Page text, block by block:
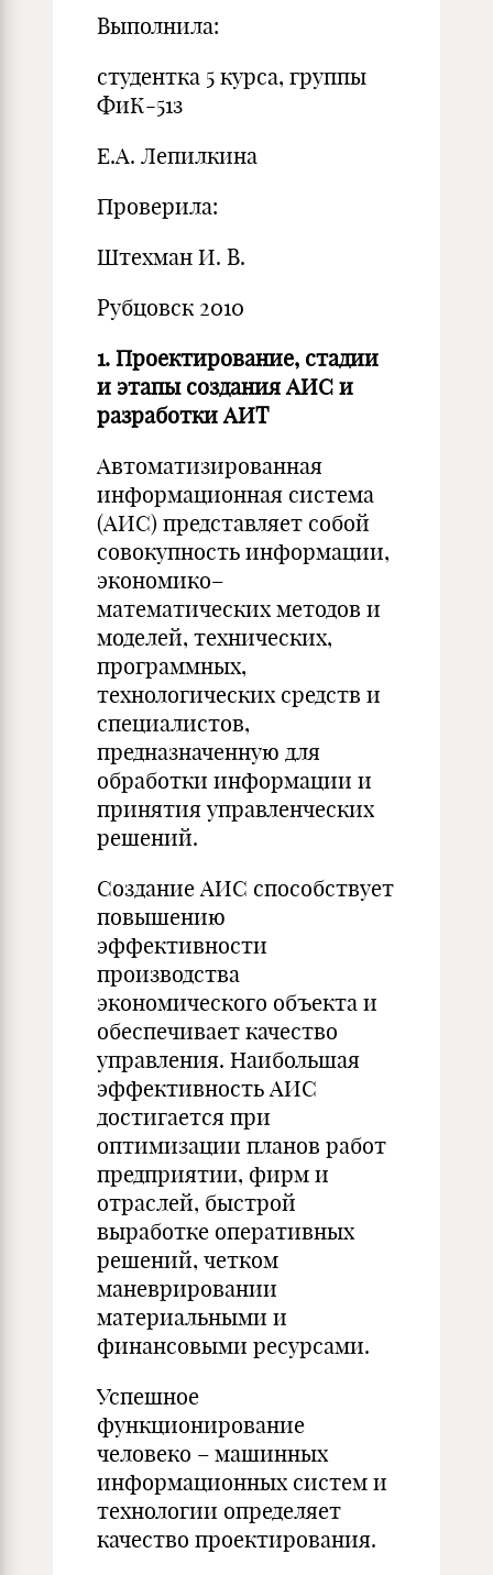
Выполнила:
студентка 5 курса, группы
ФиК-51з
Е.А. Лепилкина
Проверила:
Штехман И. В.
Рубцовск 2010
1. Проектирование, стадии
и этапы создания АИС и
разработки АИТ
Автоматизированная
информационная система
(АИС) представляет собой
совокупность информации,
экономико–
математических методов и
моделей, технических,
программных,
технологических средств и
специалистов,
предназначенную для
обработки информации и
принятия управленческих
решений.
Создание АИС способствует
повышению
эффективности
производства
экономического объекта и
обеспечивает качество
управления. Наибольшая
эффективность АИС
достигается при
оптимизации планов работ
предприятии, фирм и
отраслей, быстрой
выработке оперативных
решений, четком
маневрировании
материальными и
финансовыми ресурсами.
Успешное
функционирование
человеко – машинных
информационных систем и
технологии определяет
качество проектирования.